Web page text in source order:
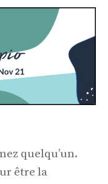
quelqu’un.
être la